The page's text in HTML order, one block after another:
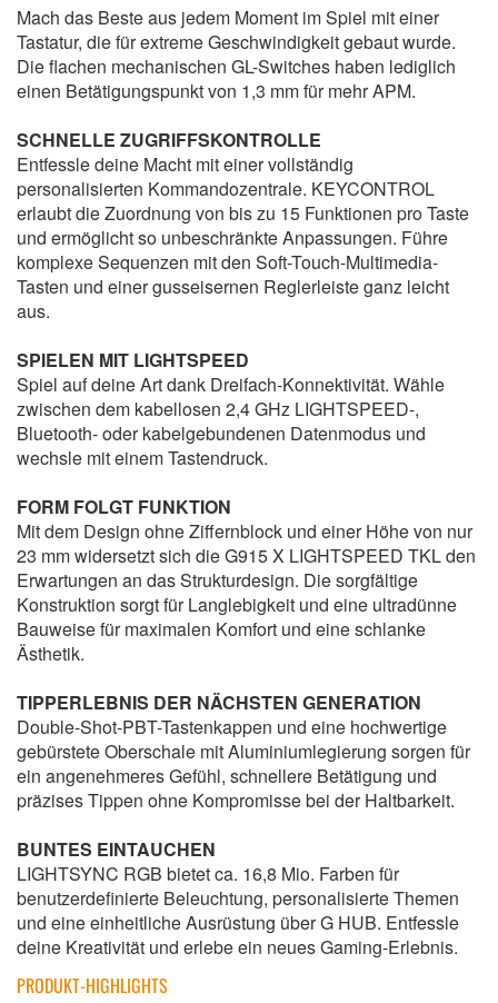
Mach das Beste aus jedem Moment im Spiel mit einer
Tastatur, die für extreme Geschwindigkeit gebaut wurde.
Die flachen mechanischen GL-Switches haben lediglich
einen Betätigungspunkt von 1,3 mm für mehr APM.
SCHNELLE ZUGRIFFSKONTROLLE
Entfessle deine Macht mit einer vollständig
personalisierten Kommandozentrale. KEYCONTROL
erlaubt die Zuordnung von bis zu 15 Funktionen pro Taste
und ermöglicht so unbeschränkte Anpassungen. Führe
komplexe Sequenzen mit den Soft-Touch-Multimedia-
Tasten und einer gusseisernen Reglerleiste ganz leicht
aus.
SPIELEN MIT LIGHTSPEED
Spiel auf deine Art dank Dreifach-Konnektivität. Wähle
zwischen dem kabellosen 2,4 GHz LIGHTSPEED-,
Bluetooth- oder kabelgebundenen Datenmodus und
wechsle mit einem Tastendruck.
FORM FOLGT FUNKTION
Mit dem Design ohne Ziffernblock und einer Höhe von nur
23 mm widersetzt sich die G915 X LIGHTSPEED TKL den
Erwartungen an das Strukturdesign. Die sorgfältige
Konstruktion sorgt für Langlebigkeit und eine ultradünne
Bauweise für maximalen Komfort und eine schlanke
Ästhetik.
TIPPERLEBNIS DER NÄCHSTEN GENERATION
Double-Shot-PBT-Tastenkappen und eine hochwertige
gebürstete Oberschale mit Aluminiumlegierung sorgen für
ein angenehmeres Gefühl, schnellere Betätigung und
präzises Tippen ohne Kompromisse bei der Haltbarkeit.
BUNTES EINTAUCHEN
LIGHTSYNC RGB bietet ca. 16,8 Mio. Farben für
benutzerdefinierte Beleuchtung, personalisierte Themen
und eine einheitliche Ausrüstung über G HUB. Entfessle
deine Kreativität und erlebe ein neues Gaming-Erlebnis.
PRODUKT-HIGHLIGHTS